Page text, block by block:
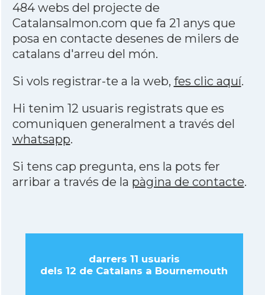
484 webs del projecte de
Catalansalmon.com que fa 21 anys que
posa en contacte desenes de milers de
catalans d'arreu del món.
Si vols registrar-te a la web, fes clic aquí.
Hi tenim 12 usuaris registrats que es
comuniquen generalment a través del
whatsapp.
Si tens cap pregunta, ens la pots fer
arribar a través de la pàgina de contacte.
darrers 11 usuaris
dels 12 de Catalans a Bournemouth